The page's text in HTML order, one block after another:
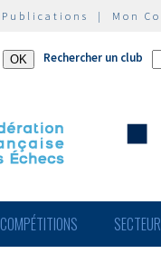
Publications | Mon
Rechercher un club
COMPÉTITIONS